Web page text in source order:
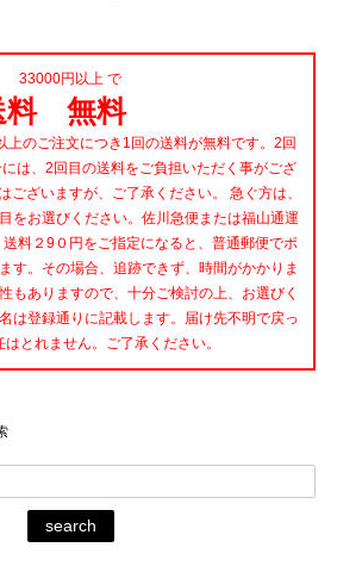
33000円以上 で
料 無料
上のご注文につき1回の送料が無料です。2回
は、2回目の送料をご負担いただく事がござ
ございますが、ご了承ください。 急ぐ方は、
をお選びください。佐川急便または福山通運
料２9０円をご指定になると、普通郵便でポ
す。その場合、追跡できず、時間がかかりま
もありますので、十分ご検討の上、お選びく
は登録通りに記載します。届け先不明で戻っ
とれません。ご了承ください。
search